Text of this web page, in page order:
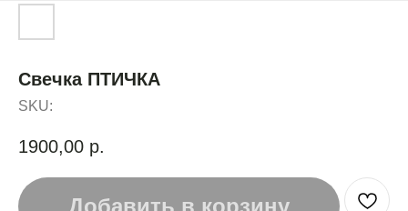
Свечка ПТИЧКА
SKU:
1900,00 р.